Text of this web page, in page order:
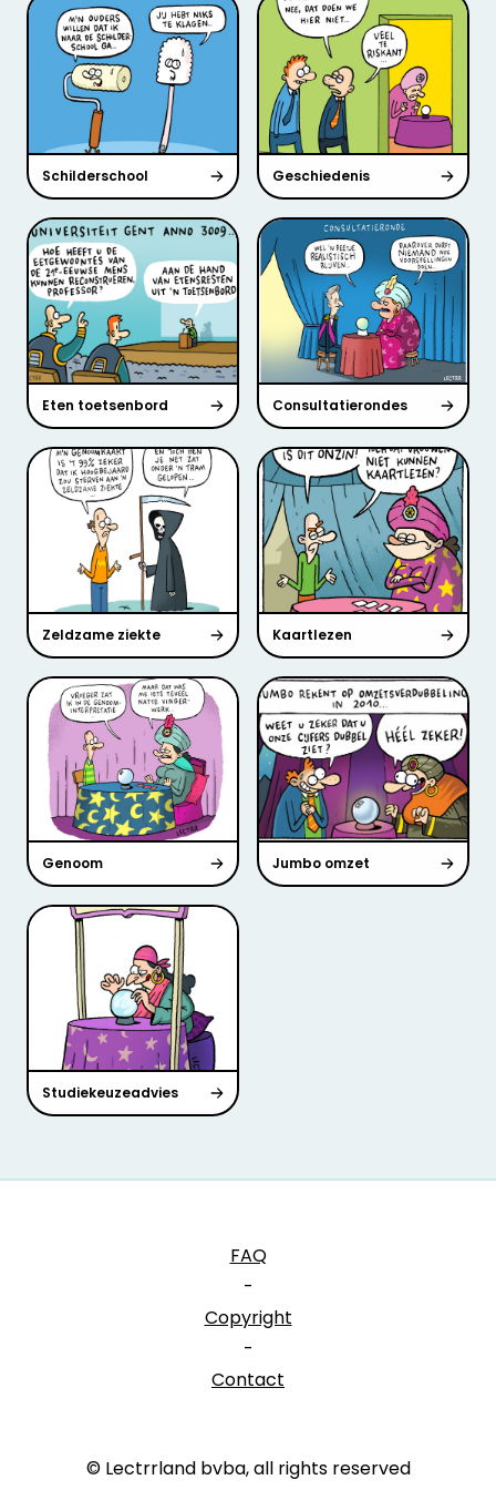
Schilderschool Geschiedenis
Eten toetsenbord Consultatierondes
Zeldzame ziekte Kaartlezen
Genoom Jumbo omzet
Studiekeuzeadvies
FAQ
-
Copyright
-
Contact
© Lectrrland bvba, all rights reserved